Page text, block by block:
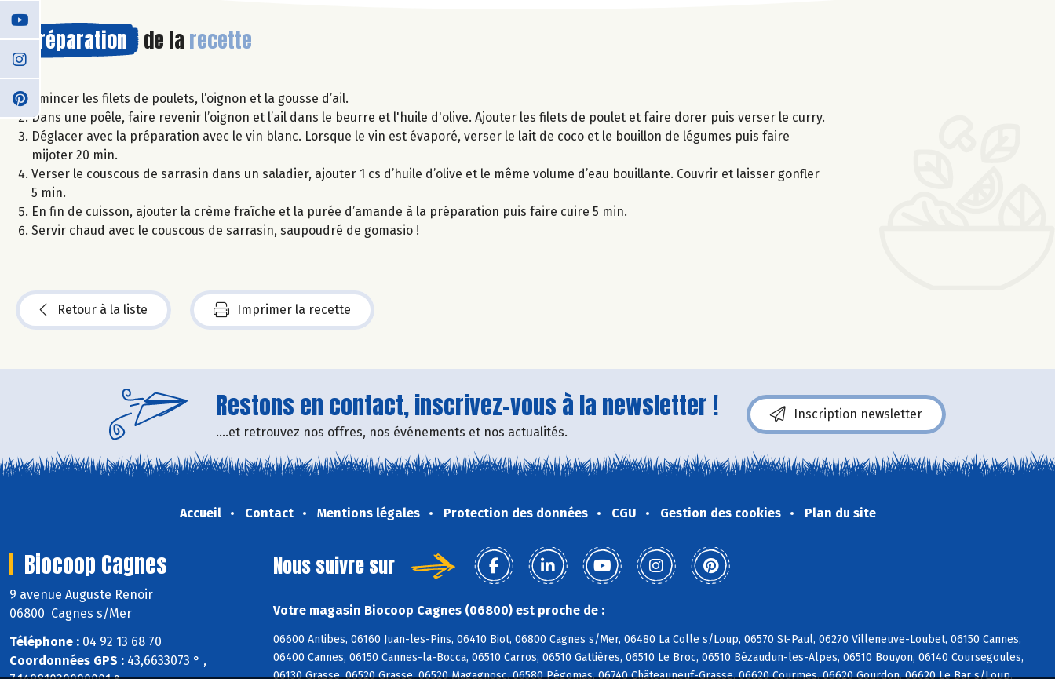
Préparation de la recette
Emincer les filets de poulets, l’oignon et la gousse d’ail.
Dans une poêle, faire revenir l’oignon et l’ail dans le beurre et l'huile d'olive. Ajouter les filets de poulet et faire dorer puis verser le curry.
Déglacer avec la préparation avec le vin blanc. Lorsque le vin est évaporé, verser le lait de coco et le bouillon de légumes puis faire
mijoter 20 min.
Verser le couscous de sarrasin dans un saladier, ajouter 1 cs d’huile d’olive et le même volume d’eau bouillante. Couvrir et laisser gonfler
5 min.
En fin de cuisson, ajouter la crème fraîche et la purée d’amande à la préparation puis faire cuire 5 min.
Servir chaud avec le couscous de sarrasin, saupoudré de gomasio !
Retour à la liste Imprimer la recette
Restons en contact, inscrivez-vous à la newsletter !
....et retrouvez nos offres, nos événements et nos actualités.
Inscription newsletter
Accueil Contact Mentions légales Protection des données CGU Gestion des cookies Plan du site
Biocoop Cagnes
9 avenue Auguste Renoir
06800 Cagnes s/Mer
Téléphone : 04 92 13 68 70
Coordonnées GPS : 43,6633073 ° ,
Nous suivre sur
Votre magasin Biocoop Cagnes (06800) est proche de :
06600 Antibes, 06160 Juan-les-Pins, 06410 Biot, 06800 Cagnes s/Mer, 06480 La Colle s/Loup, 06570 St-Paul, 06270 Villeneuve-Loubet, 06150 Cannes,
06400 Cannes, 06150 Cannes-la-Bocca, 06510 Carros, 06510 Gattières, 06510 Le Broc, 06510 Bézaudun-les-Alpes, 06510 Bouyon, 06140 Coursegoules,
06130 Grasse, 06520 Grasse, 06520 Magagnosc, 06580 Pégomas, 06740 Châteauneuf-Grasse, 06620 Courmes, 06620 Gourdon, 06620 Le Bar s/Loup,